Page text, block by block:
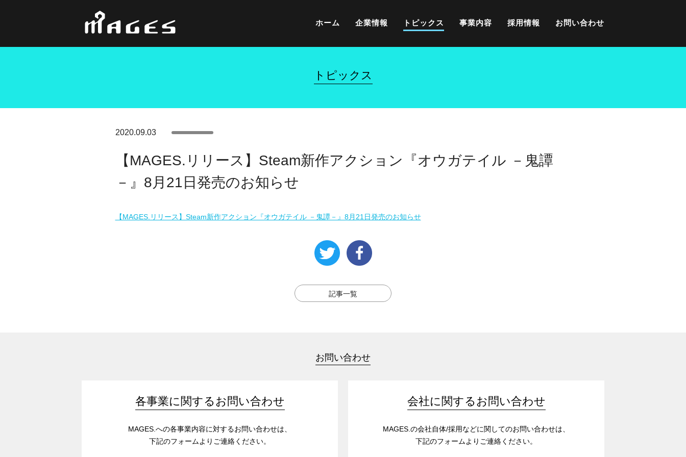
ホーム 企業情報 トピックス 事業内容 採用情報 お問い合わせ
トピックス
2020.09.03
【MAGES.リリース】Steam新作アクション『オウガテイル －鬼譚
－』8月21日発売のお知らせ
【MAGES.リリース】Steam新作アクション『オウガテイル －鬼譚－』8月21日発売のお知らせ
記事一覧
お問い合わせ
各事業に関するお問い合わせ
MAGES.への各事業内容に対するお問い合わせは、
下記のフォームよりご連絡ください。
会社に関するお問い合わせ
MAGES.の会社自体/採用などに関してのお問い合わせは、
下記のフォームよりご連絡ください。